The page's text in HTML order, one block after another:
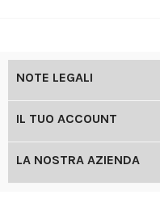
NOTE LEGALI
IL TUO ACCOUNT
LA NOSTRA AZIENDA